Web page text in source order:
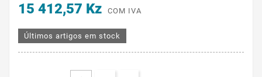
15 412,57 Kz COM IVA
Últimos artigos em stock